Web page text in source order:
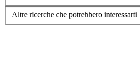
Altre ricerche che potrebbero interessarti